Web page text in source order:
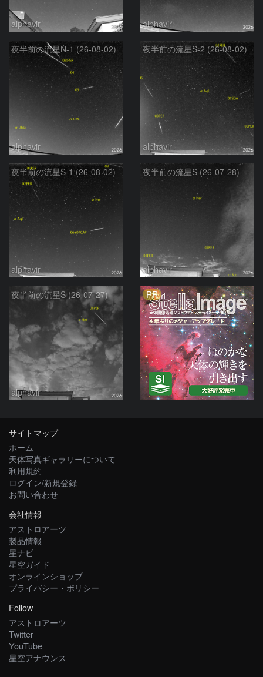
alphavir alphavir
夜半前の流星N-1 (26-08-02)
alphavir
夜半前の流星S-2 (26-08-02)
alphavir
夜半前の流星S-1 (26-08-02)
alphavir
夜半前の流星S (26-07-28)
alphavir
夜半前の流星S (26-07-27)
alphavir
PR
サイトマップ
ホーム
天体写真ギャラリーについて
利用規約
ログイン/新規登録
お問い合わせ
会社情報
アストロアーツ
製品情報
星ナビ
星空ガイド
オンラインショップ
プライバシー・ポリシー
Follow
アストロアーツ
Twitter
YouTube
星空アナウンス